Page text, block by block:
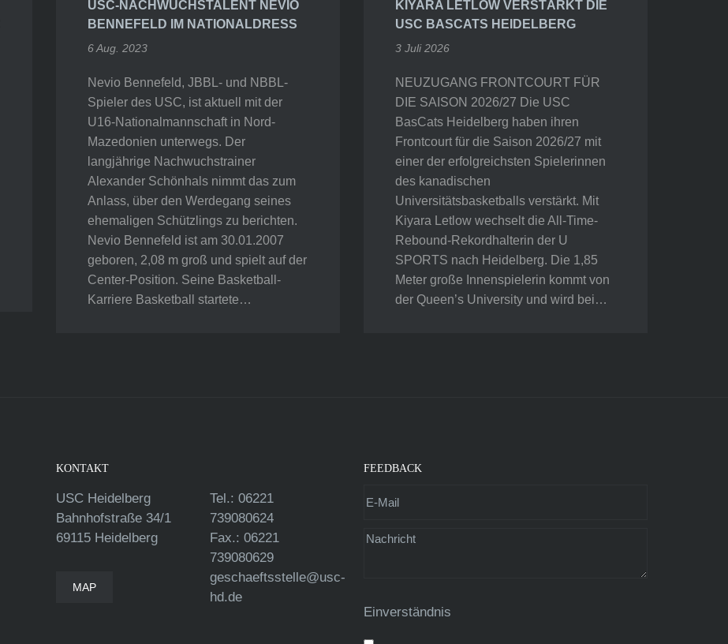
USC-NACHWUCHSTALENT NEVIO
BENNEFELD IM NATIONALDRESS
6 Aug. 2023
Nevio Bennefeld, JBBL- und NBBL-
Spieler des USC, ist aktuell mit der
U16-Nationalmannschaft in Nord-
Mazedonien unterwegs. Der
langjährige Nachwuchstrainer
Alexander Schönhals nimmt das zum
Anlass, über den Werdegang seines
ehemaligen Schützlings zu berichten.
Nevio Bennefeld ist am 30.01.2007
geboren, 2,08 m groß und spielt auf der
Center-Position. Seine Basketball-
Karriere Basketball startete…
KIYARA LETLOW VERSTÄRKT DIE
USC BASCATS HEIDELBERG
3 Juli 2026
NEUZUGANG FRONTCOURT FÜR
DIE SAISON 2026/27 Die USC
BasCats Heidelberg haben ihren
Frontcourt für die Saison 2026/27 mit
einer der erfolgreichsten Spielerinnen
des kanadischen
Universitätsbasketballs verstärkt. Mit
Kiyara Letlow wechselt die All-Time-
Rebound-Rekordhalterin der U
SPORTS nach Heidelberg. Die 1,85
Meter große Innenspielerin kommt von
der Queen’s University und wird bei…
KONTAKT
USC Heidelberg
Bahnhofstraße 34/1
69115 Heidelberg
MAP
Tel.: 06221
739080624
Fax.: 06221
739080629
geschaeftsstelle@usc-
hd.de
FEEDBACK
Einverständnis